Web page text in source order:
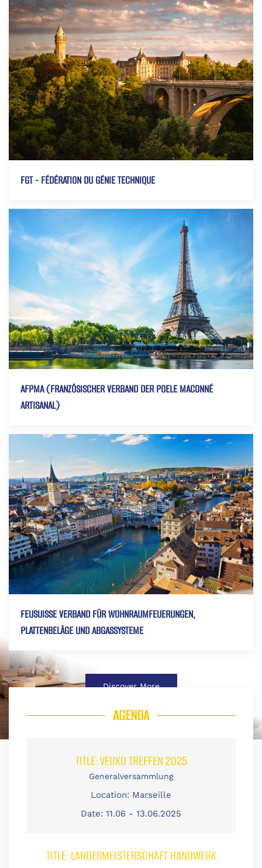
FGT - FÉDÉRATION DU GÉNIE TECHNIQUE
AFPMA (FRANZÖSISCHER VERBAND DER POELE MACONNÉ
ARTISANAL)
FEUSUISSE VERBAND FÜR WOHNRAUMFEUERUNGEN,
PLATTENBELÄGE UND ABGASSYSTEME
Discover More
AGENDA
TITLE:VEUKO TREFFEN 2025
Generalversammlung
Location: Marseille
Date: 11.06 - 13.06.2025
TITLE: LANDESMEISTERSCHAFT HANDWERK